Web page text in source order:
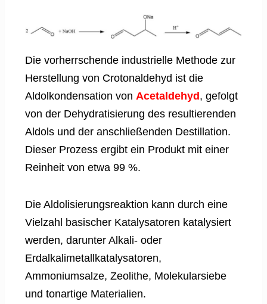
Die vorherrschende industrielle Methode zur
Herstellung von Crotonaldehyd ist die
Aldolkondensation von Acetaldehyd , gefolgt
von der Dehydratisierung des resultierenden
Aldols und der anschließenden Destillation.
Dieser Prozess ergibt ein Produkt mit einer
Reinheit von etwa 99 %.
Die Aldolisierungsreaktion kann durch eine
Vielzahl basischer Katalysatoren katalysiert
werden, darunter Alkali- oder
Erdalkalimetallkatalysatoren,
Ammoniumsalze, Zeolithe, Molekularsiebe
und tonartige Materialien.